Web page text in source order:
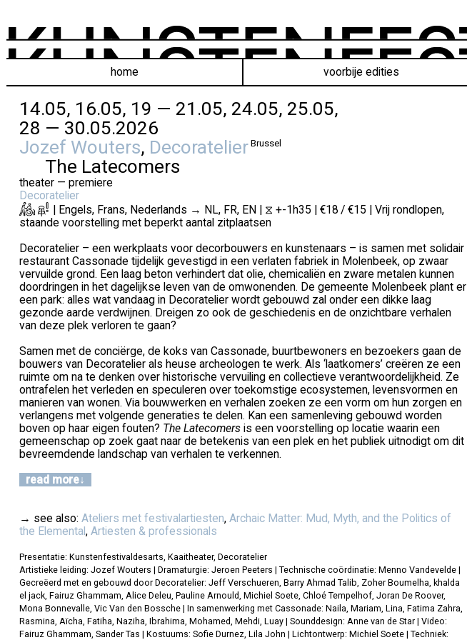
home voorbije edities
14.05, 16.05, 19 — 21.05, 24.05, 25.05,
28 — 30.05.2026
Jozef Wouters, Decoratelier Brussel
The Latecomers
theater — premiere
Decoratelier
| Engels, Frans, Nederlands → NL, FR, EN | ⧖ +-1h35 | €18 / €15 | Vrij rondlopen,
staande voorstelling met beperkt aantal zitplaatsen
Decoratelier – een werkplaats voor decorbouwers en kunstenaars – is samen met solidair
restaurant Cassonade tijdelijk gevestigd in een verlaten fabriek in Molenbeek, op zwaar
vervuilde grond. Een laag beton verhindert dat olie, chemicaliën en zware metalen kunnen
doordringen in het dagelijkse leven van de omwonenden. De gemeente Molenbeek plant er
een park: alles wat vandaag in Decoratelier wordt gebouwd zal onder een dikke laag
gezonde aarde verdwijnen. Dreigen zo ook de geschiedenis en de onzichtbare verhalen
van deze plek verloren te gaan?
Samen met de conciërge, de koks van Cassonade, buurtbewoners en bezoekers gaan de
bouwers van Decoratelier als heuse archeologen te werk. Als ‘laatkomers’ creëren ze een
ruimte om na te denken over historische vervuiling en collectieve verantwoordelijkheid. Ze
ontrafelen het verleden en speculeren over toekomstige ecosystemen, levensvormen en
manieren van wonen. Via bouwwerken en verhalen zoeken ze een vorm om hun zorgen en
verlangens met volgende generaties te delen. Kan een samenleving gebouwd worden
boven op haar eigen fouten? The Latecomers is een voorstelling op locatie waarin een
gemeenschap op zoek gaat naar de betekenis van een plek en het publiek uitnodigt om dit
bevreemdende landschap van verhalen te verkennen.
read more
→ see also: Ateliers met festivalartiesten, Archaic Matter: Mud, Myth, and the Politics of
the Elemental, Artiesten & professionals
Presentatie: Kunstenfestivaldesarts, Kaaitheater, Decoratelier
Artistieke leiding: Jozef Wouters | Dramaturgie: Jeroen Peeters | Technische coördinatie: Menno Vandevelde |
Gecreëerd met en gebouwd door Decoratelier: Jeff Verschueren, Barry Ahmad Talib, Zoher Boumelha, khalda
el jack, Fairuz Ghammam, Alice Deleu, Pauline Arnould, Michiel Soete, Chloé Tempelhof, Joran De Roover,
Mona Bonnevalle, Vic Van den Bossche | In samenwerking met Cassonade: Naila, Mariam, Lina, Fatima Zahra,
Rasmina, Aïcha, Fatiha, Naziha, Ibrahima, Mohamed, Mehdi, Luay | Sounddesign: Anne van de Star | Video:
Fairuz Ghammam, Sander Tas | Kostuums: Sofie Durnez, Lila John | Lichtontwerp: Michiel Soete | Techniek: